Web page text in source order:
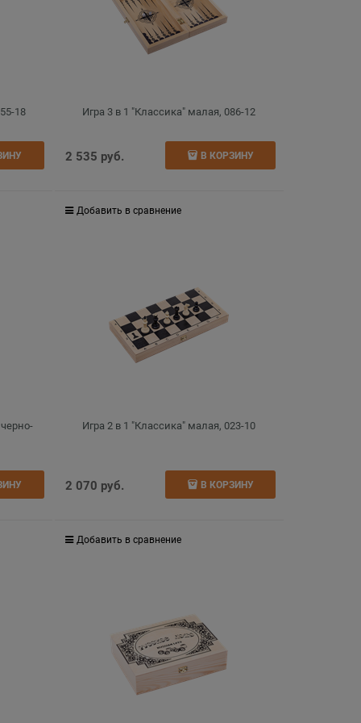
18 Игра 3 в 1 "Классика" малая, 086-12
2 535 руб. В КОРЗИНУ
Добавить в сравнение
Игра 2 в 1 "Классика" малая, 023-10
2 070 руб. В КОРЗИНУ
Добавить в сравнение